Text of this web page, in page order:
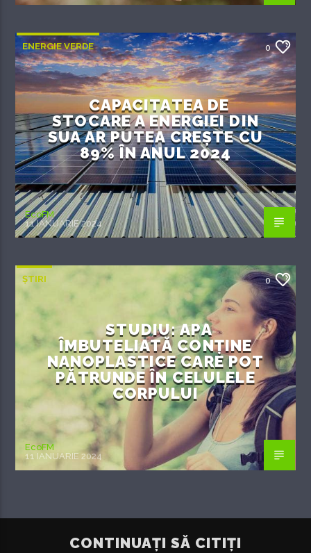
ENERGIE VERDE 0
CAPACITATEA DE
STOCARE A ENERGIEI DIN
SUA AR PUTEA CREȘTE CU
89% ÎN ANUL 2024
EcoFM
11 IANUARIE 2024
ȘTIRI 0
STUDIU: APA
ÎMBUTELIATĂ CONȚINE
NANOPLASTICE CARE POT
PĂTRUNDE ÎN CELULELE
CORPULUI
EcoFM
11 IANUARIE 2024
CONTINUAȚI SĂ CITIȚI